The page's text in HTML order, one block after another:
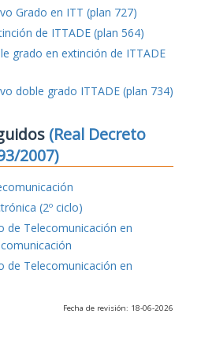
Grado en ITT (plan 727)
de ITTADE (plan 564)
grado en extinción de ITTADE
doble grado ITTADE (plan 734)
(Real Decreto
2007)
(2º ciclo)
de Telecomunicación en
de Telecomunicación en
Fecha de revisión: 18-06-2026